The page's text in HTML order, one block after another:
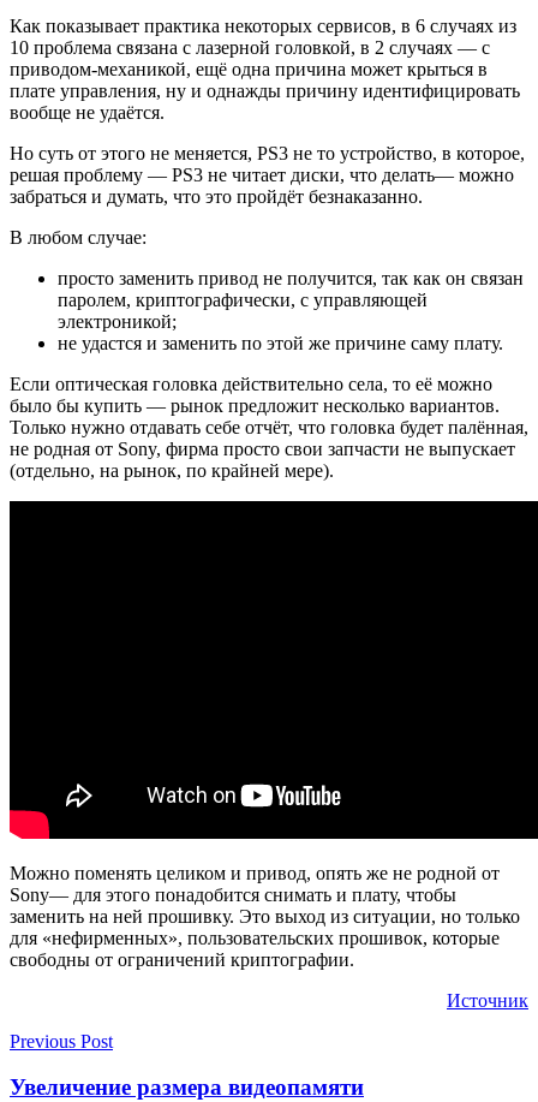
Как показывает практика некоторых сервисов, в 6 случаях из
10 проблема связана с лазерной головкой, в 2 случаях — с
приводом-механикой, ещё одна причина может крыться в
плате управления, ну и однажды причину идентифицировать
вообще не удаётся.
Но суть от этого не меняется, PS3 не то устройство, в которое,
решая проблему — PS3 не читает диски, что делать— можно
забраться и думать, что это пройдёт безнаказанно.
В любом случае:
просто заменить привод не получится, так как он связан
паролем, криптографически, с управляющей
электроникой;
не удастся и заменить по этой же причине саму плату.
Если оптическая головка действительно села, то её можно
было бы купить — рынок предложит несколько вариантов.
Только нужно отдавать себе отчёт, что головка будет палённая,
не родная от Sony, фирма просто свои запчасти не выпускает
(отдельно, на рынок, по крайней мере).
Можно поменять целиком и привод, опять же не родной от
Sony— для этого понадобится снимать и плату, чтобы
заменить на ней прошивку. Это выход из ситуации, но только
для «нефирменных», пользовательских прошивок, которые
свободны от ограничений криптографии.
Источник
Previous Post
Увеличение размера видеопамяти